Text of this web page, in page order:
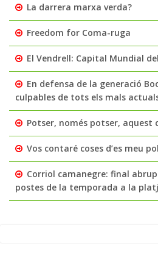
La darrera marxa verda?
Freedom for Coma-ruga
El Vendrell: Capital Mundial
En defensa de la generació
culpables de tots els mals
Potser, només potser, aquest
Vos contaré coses d’es meu
Corriol camanegre: final
postes de la temporada a la